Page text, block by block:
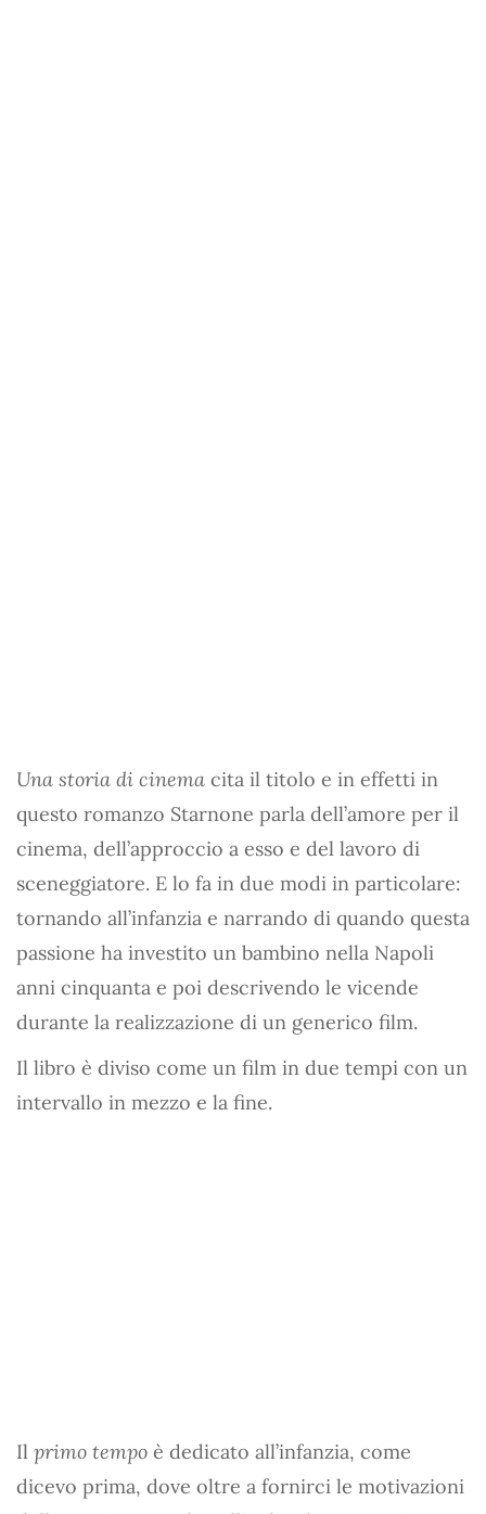
Una storia di cinema cita il titolo e in effetti in
questo romanzo Starnone parla dell’amore per il
cinema, dell’approccio a esso e del lavoro di
sceneggiatore. E lo fa in due modi in particolare:
tornando all’infanzia e narrando di quando questa
passione ha investito un bambino nella Napoli
anni cinquanta e poi descrivendo le vicende
durante la realizzazione di un generico film.
Il libro è diviso come un film in due tempi con un
intervallo in mezzo e la fine.
Il primo tempo è dedicato all’infanzia, come
dicevo prima, dove oltre a fornirci le motivazioni